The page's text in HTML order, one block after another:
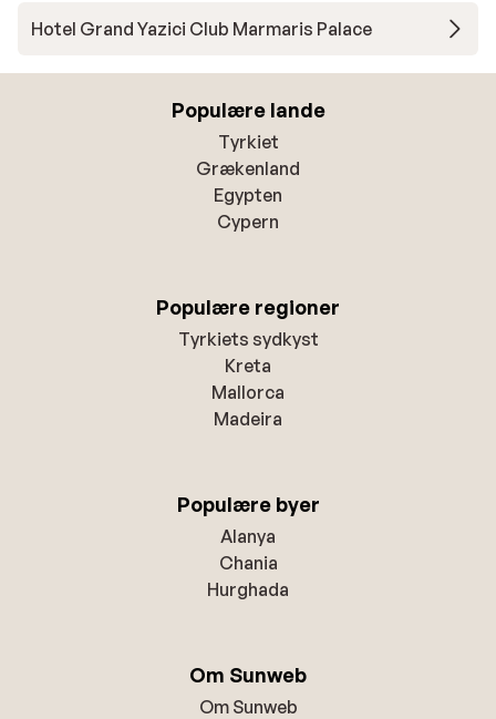
Hotel Grand Yazici Club Marmaris Palace
Populære lande
Tyrkiet
Grækenland
Egypten
Cypern
Populære regioner
Tyrkiets sydkyst
Kreta
Mallorca
Madeira
Populære byer
Alanya
Chania
Hurghada
Om Sunweb
Om Sunweb